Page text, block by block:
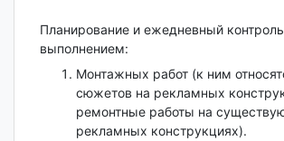
Планирование и ежедневный
выполнением:
Монтажных работ (к ним
сюжетов на рекламных
ремонтные работы на
рекламных конструкциях).